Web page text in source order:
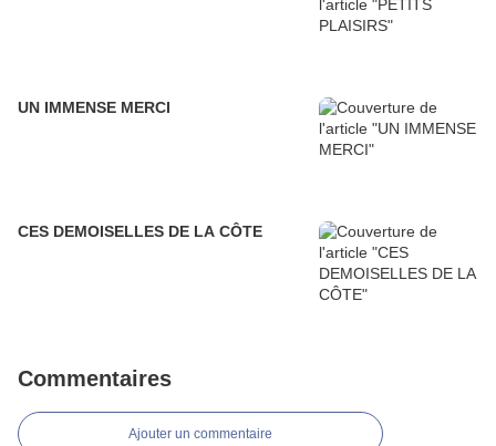
UN IMMENSE MERCI
CES DEMOISELLES DE LA CÔTE
Commentaires
Ajouter un commentaire